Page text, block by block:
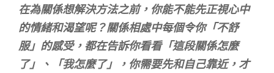
在為關係想解決方法之前，你能不能先正視心中
的情緒和渴望呢？關係相處中每個令你「不舒
服」的感受，都在告訴你看看「這段關係怎麼
了」、「我怎麼了」，你需要先和自己靠近，才